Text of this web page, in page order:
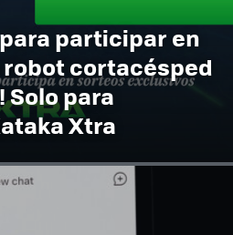
participar en
cortacésped
Solo para
Xtra